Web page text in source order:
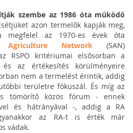
szembe az 1986 óta működő
azon termelők kapják meg,
megfelel az 1970-es évek óta
Agriculture Network (SAN)
RSPO kritériumai elsősorban a
az értékesítés körülményeire
nem a termelést érintik, addig
területre fókuszál. És míg az
tömörítő közös fórum - ennek
és hátrányával -, addig a RA
az RA-t is érték már
vádak.